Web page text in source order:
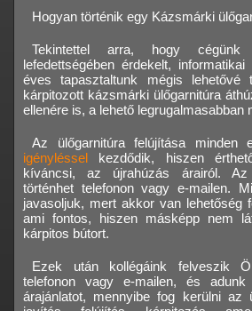
Hogyan történik egy Kázsmárki
Tekintettel arra, hogy
lefedettségében érdekelt,
éves tapasztaltunk mégis lehetővé
kárpitozott kázsmárki ülőgarnitúra
ellenére is, a lehető legrugalmasabban
Az ülőgarnitúra felújítása minden
igényléssel kezdődik, hiszen
kíváncsi, az újrahúzás árairól. Az
történhet telefonon vagy e-mailen.
javasoljuk, mert akkor van lehetőség
ami fontos, hiszen másképp nem
kárpitos bútort.
Ezek után kollégáink felveszik
telefonon vagy e-mailen, és
árajánlatot, mennyibe fog kerülni az